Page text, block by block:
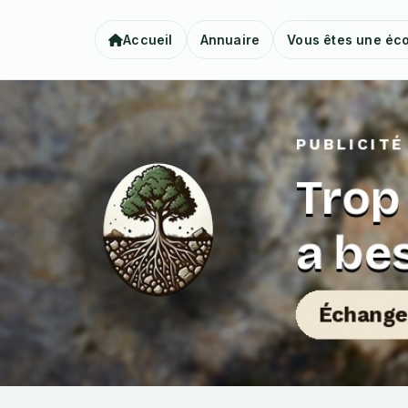
Accueil Annuaire Vous êtes une